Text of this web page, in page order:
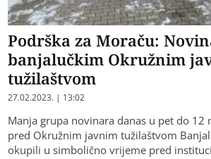
Podrška za Moraču:
banjalučkim Okružnim
tužilaštvom
27.02.2023. | 13:02
Manja grupa novinara danas u pet do 12
pred Okružnim javnim tužilaštvom
okupili u simbolično vrijeme pred